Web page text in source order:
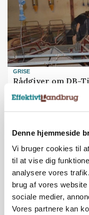
Denne hjemmeside
Vi bruger cookies til
til at vise dig
analysere vores
brug af vores
sociale medier,
Vores partnere kan
GRISE
Rådgiver om DB-